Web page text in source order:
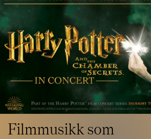
TSOs venner
Bærekraft & samfunn
TSO mot 2030
Opera
Barn & unge
TSO talent
Princess Astrid International
Jobbe hos oss
Samarbeidspartnere
Filmmusikk som